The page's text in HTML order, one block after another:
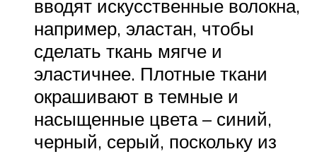
вводят искусственные волокна,
например, эластан, чтобы
сделать ткань мягче и
эластичнее. Плотные ткани
окрашивают в темные и
насыщенные цвета – синий,
черный, серый, поскольку из